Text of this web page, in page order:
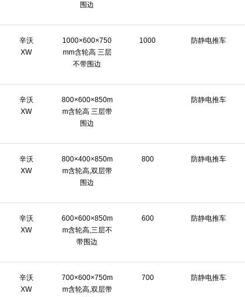
围边
辛沃
XW
1000×600×750
mm含轮高 三层
不带围边
1000 防静电推车
辛沃
XW
800×600×850m
m含轮高 三层带
围边
防静电推车
辛沃
XW
800×400×850m
m含轮高,双层带
围边
800 防静电推车
辛沃
XW
600×600×850m
m含轮高,三层不
带围边
600 防静电推车
辛沃
XW
700×600×750m
m含轮高,双层带
700 防静电推车